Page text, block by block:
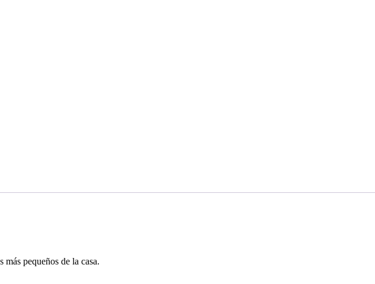
pequeños de la casa.